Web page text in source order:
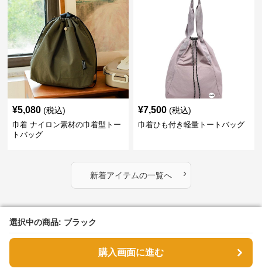
選択中の商品: ブラック
購入画面に進む
選択中の商品: ブラック
購入画面に進む
¥5,080 (税込)
巾着 ナイロン素材の巾着型トー
トバッグ
¥7,500 (税込)
巾着ひも付き軽量トートバッグ
新着アイテムの一覧へ ›
巾着リュックのおすすめアイテム